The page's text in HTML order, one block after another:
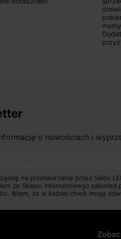
o nowościach i
na przetwarzanie przez Salon
ze Sklepu internetowego
Wiem, że w każdej chwili mogę